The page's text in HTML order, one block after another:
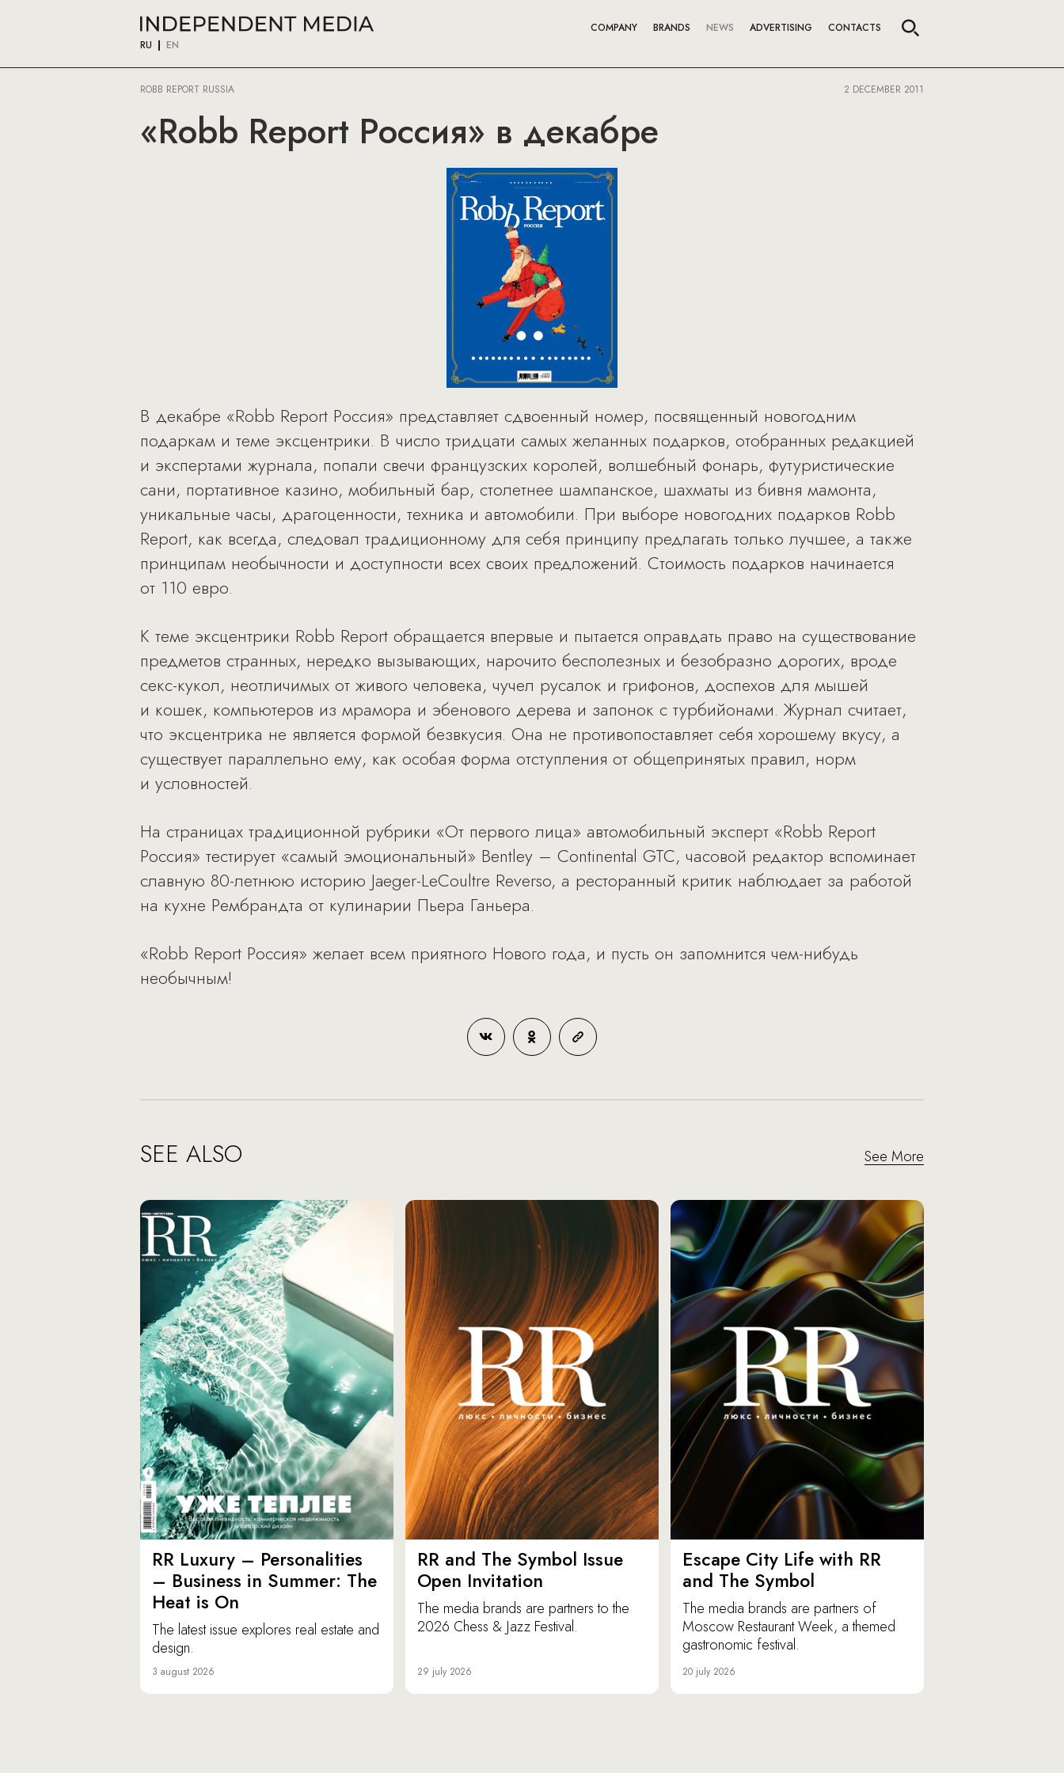
RU EN
COMPANY BRANDS NEWS ADVERTISING CONTACTS
ROBB REPORT RUSSIA 2 DECEMBER 2011
«Robb Report Россия» в декабре
В декабре «Robb Report Россия» представляет сдвоенный номер, посвященный новогодним
подаркам и теме эксцентрики. В число тридцати самых желанных подарков, отобранных редакцией
и экспертами журнала, попали свечи французских королей, волшебный фонарь, футуристические
сани, портативное казино, мобильный бар, столетнее шампанское, шахматы из бивня мамонта,
уникальные часы, драгоценности, техника и автомобили. При выборе новогодних подарков Robb
Report, как всегда, следовал традиционному для себя принципу предлагать только лучшее, а также
принципам необычности и доступности всех своих предложений. Стоимость подарков начинается
от 110 евро.
К теме эксцентрики Robb Report обращается впервые и пытается оправдать право на существование
предметов странных, нередко вызывающих, нарочито бесполезных и безобразно дорогих, вроде
секс-кукол, неотличимых от живого человека, чучел русалок и грифонов, доспехов для мышей
и кошек, компьютеров из мрамора и эбенового дерева и запонок с турбийонами. Журнал считает,
что эксцентрика не является формой безвкусия. Она не противопоставляет себя хорошему вкусу, а
существует параллельно ему, как особая форма отступления от общепринятых правил, норм
и условностей.
На страницах традиционной рубрики «От первого лица» автомобильный эксперт «Robb Report
Россия» тестирует «самый эмоциональный» Bentley – Continental GTC, часовой редактор вспоминает
славную 80-летнюю историю Jaeger-LeCoultre Reverso, а ресторанный критик наблюдает за работой
на кухне Рембрандта от кулинарии Пьера Ганьера.
«Robb Report Россия» желает всем приятного Нового года, и пусть он запомнится чем-нибудь
необычным!
SEE ALSO See More
RR Luxury – Personalities
– Business in Summer: The
Heat is On
The latest issue explores real estate and
design.
3 august 2026
RR and The Symbol Issue
Open Invitation
The media brands are partners to the
2026 Chess & Jazz Festival.
29 july 2026
Escape City Life with RR
and The Symbol
The media brands are partners of
Moscow Restaurant Week, a themed
gastronomic festival.
20 july 2026